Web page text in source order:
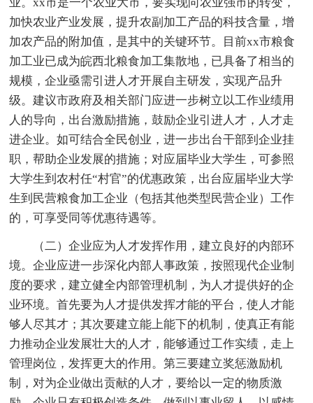
加快农业产业发展，提升农副加工产品的科技含量，增
加农产品的附加值，是其中的关键环节。目前xx市粮食
加工业已成为皖西北粮食加工集散地，已具备了相当的
规模，企业亟需引进人才开展自主研发，实现产品升
级。建议市政府及相关部门应进一步树立以工作业绩用
人的导向，出台激励措施，鼓励企业引进人才，人才走
进企业。如可结合全民创业，进一步出台干部到企业挂
职，帮助企业发展的措施；对应届毕业大学生，可参照
大学生到农村任“村官”的优惠政策，出台应届毕业大学
生到民营粮食加工企业（包括其他类型民营企业）工作
的，可享受同等优惠待遇等。
（二）企业应为人才发挥作用，建立良好的内部环
境。企业应进一步深化内部人事政策，按照现代企业制
度的要求，建立健全内部管理机制，为人才提供好的企
业环境。首先要为人才提供发挥才能的平台，使人才能
够人尽其才；其次要建立能上能下的机制，使真正有能
力推动企业发展壮大的人才，能够通过工作实绩，走上
管理岗位，发挥更大的作用。第三要建立奖惩激励机
制，对为企业做出贡献的人才，要给以一定的物质激